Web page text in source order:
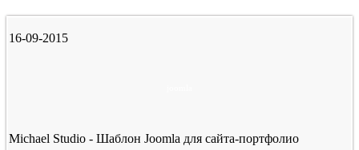
16-09-2015
Michael Studio - Шаблон Joomla для сайта-портфолио